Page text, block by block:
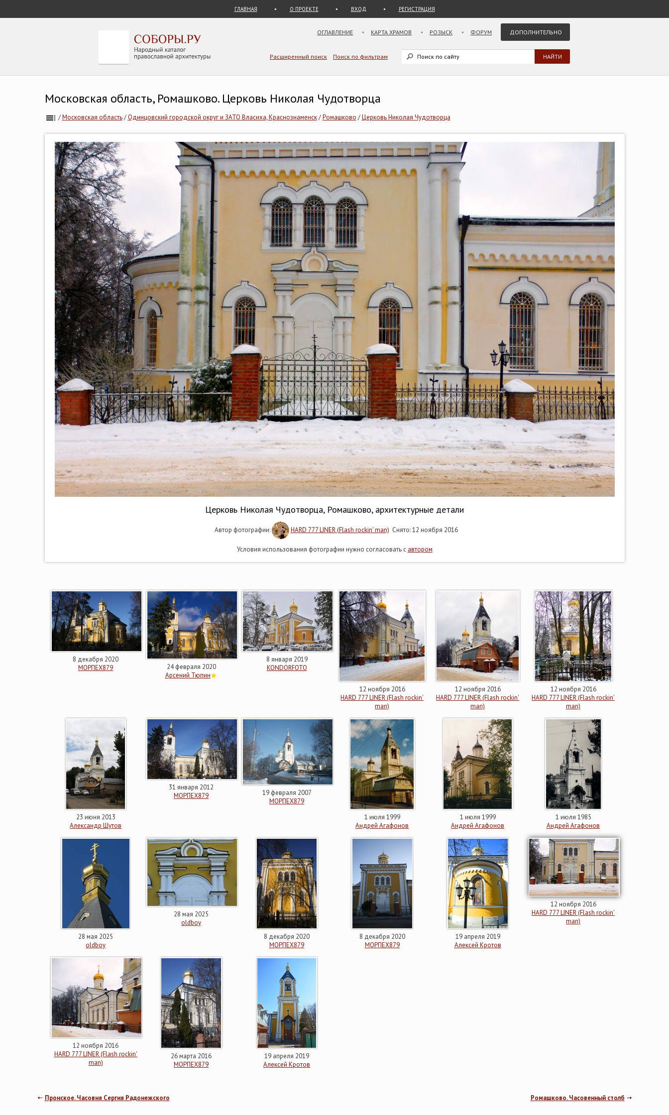
ГЛАВНАЯ О ПРОЕКТЕ ВХОД РЕГИСТРАЦИЯ
ОГЛАВЛЕНИЕ КАРТА ХРАМОВ РОЗЫСК ФОРУМ ДОПОЛНИТЕЛЬНО
Расширенный поиск Поиск по фильтрам
Московская область, Ромашково. Церковь Николая Чудотворца
/Московская область/Одинцовский городской округ и ЗАТО Власиха, Краснознаменск/Ромашково /Церковь Николая Чудотворца
Церковь Николая Чудотворца, Ромашково, архитектурные детали
Автор фотографии: HARD 777 LINER (Flash rockin' man) Снято: 12 ноября 2016
Условия использования фотографии нужно согласовать с автором
8 декабря 2020
МОРПЕХ879
24 февраля 2020
Арсений Тюпин
8 января 2019
KONDORFOTO
12 ноября 2016
HARD 777 LINER (Flash rockin'
man)
12 ноября 2016
HARD 777 LINER (Flash rockin'
man)
12 ноября 2016
HARD 777 LINER (Flash rockin'
man)
23 июня 2013
Александр Шутов
31 января 2012
МОРПЕХ879
19 февраля 2007
МОРПЕХ879
1 июля 1999
Андрей Агафонов
1 июля 1999
Андрей Агафонов
1 июля 1985
Андрей Агафонов
28 мая 2025
oldboy
28 мая 2025
oldboy
8 декабря 2020
МОРПЕХ879
8 декабря 2020
МОРПЕХ879
19 апреля 2019
Алексей Кротов
12 ноября 2016
HARD 777 LINER (Flash rockin'
man)
12 ноября 2016
HARD 777 LINER (Flash rockin'
man)
26 марта 2016
МОРПЕХ879
19 апреля 2019
Алексей Кротов
Пронское. Часовня Сергия Радонежского Ромашково. Часовенный столб